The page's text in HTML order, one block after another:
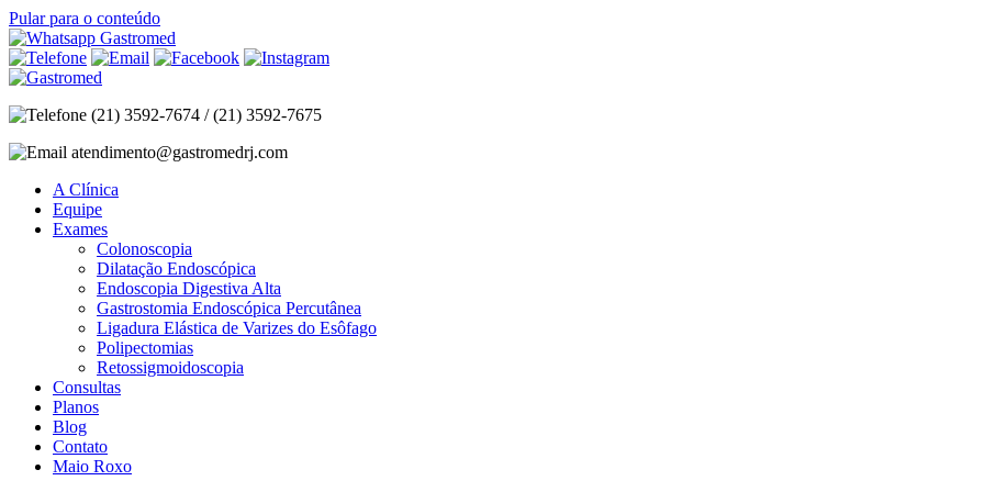
Pular para o conteúdo
(21) 3592-7674 / (21) 3592-7675
atendimento@gastromedrj.com
A Clínica
Equipe
Exames
Colonoscopia
Dilatação Endoscópica
Endoscopia Digestiva Alta
Gastrostomia Endoscópica Percutânea
Ligadura Elástica de Varizes do Esôfago
Polipectomias
Retossigmoidoscopia
Consultas
Planos
Blog
Contato
Maio Roxo